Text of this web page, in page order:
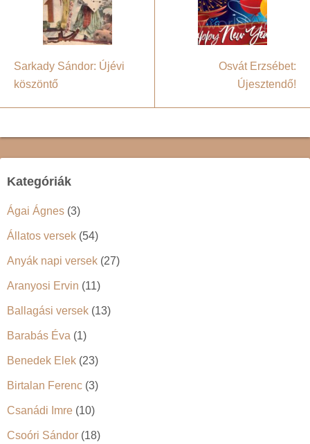
Sarkady Sándor: Újévi
köszöntő
Osvát Erzsébet:
Újesztendő!
Kategóriák
Ágai Ágnes (3)
Állatos versek (54)
Anyák napi versek (27)
Aranyosi Ervin (11)
Ballagási versek (13)
Barabás Éva (1)
Benedek Elek (23)
Birtalan Ferenc (3)
Csanádi Imre (10)
Csoóri Sándor (18)